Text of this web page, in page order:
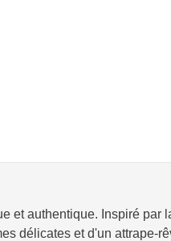
authentique. Inspiré
délicates et d'un attrape-